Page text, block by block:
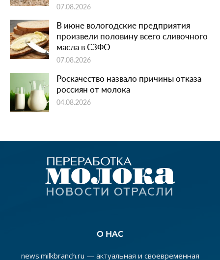
07.08.2026
В июне вологодские предприятия
произвели половину всего сливочного
масла в СЗФО
07.08.2026
Роскачество назвало причины отказа
россиян от молока
04.08.2026
О НАС
news.milkbranch.ru — актуальная и своевременная